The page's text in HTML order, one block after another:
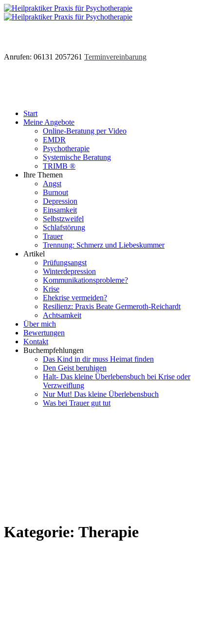
Anrufen: 06131 2057261 Terminvereinbarung
Start
Meine Angebote
Online-Beratung per Video
EMDR
Psychotherapie
Systemische Beratung
TRIMB ®
Ihre Themen
Angst
Burnout
Depression
Einsamkeit
Selbstzweifel
Schlafstörung
Trauer
Trennung: Schmerz und Liebeskummer
Artikel
Prüfungsangst
Winterdepression
Kommunikationsprobleme?
Krise
Ehekrise vermeiden?
Resilienz: Praxis Beate Germeroth-Reichardt
Achtsamkeit
Über mich
Bewertungen
Kontakt
Buchempfehlungen
Das Kind in dir muss Heimat finden
Den Geist beruhigen
Halt- Das kleine Überlebensbuch bei Krise oder
Verzweiflung
Nur Mut! Das kleine Überlebensbuch
Was bei Trauer gut tut
Kategorie: Therapie